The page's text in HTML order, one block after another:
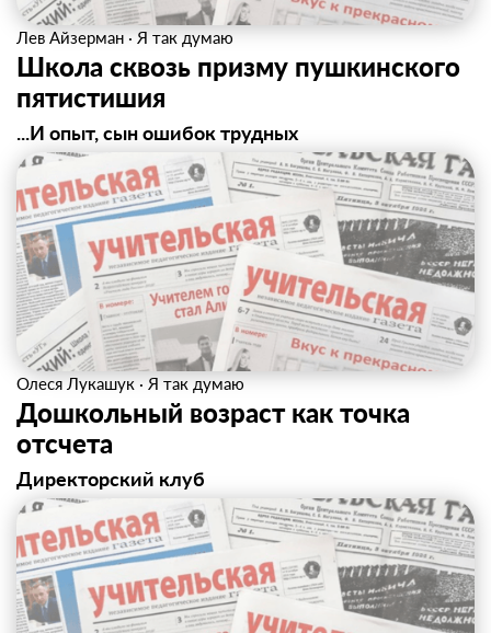
Лев Айзерман · Я так думаю
Школа сквозь призму пушкинского
пятистишия
...И опыт, сын ошибок трудных
Олеся Лукашук · Я так думаю
​Дошкольный возраст как точка
отсчета
Директорский клуб